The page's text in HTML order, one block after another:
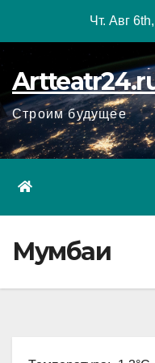
Чт. Авг
Строим будущее
Мумбаи